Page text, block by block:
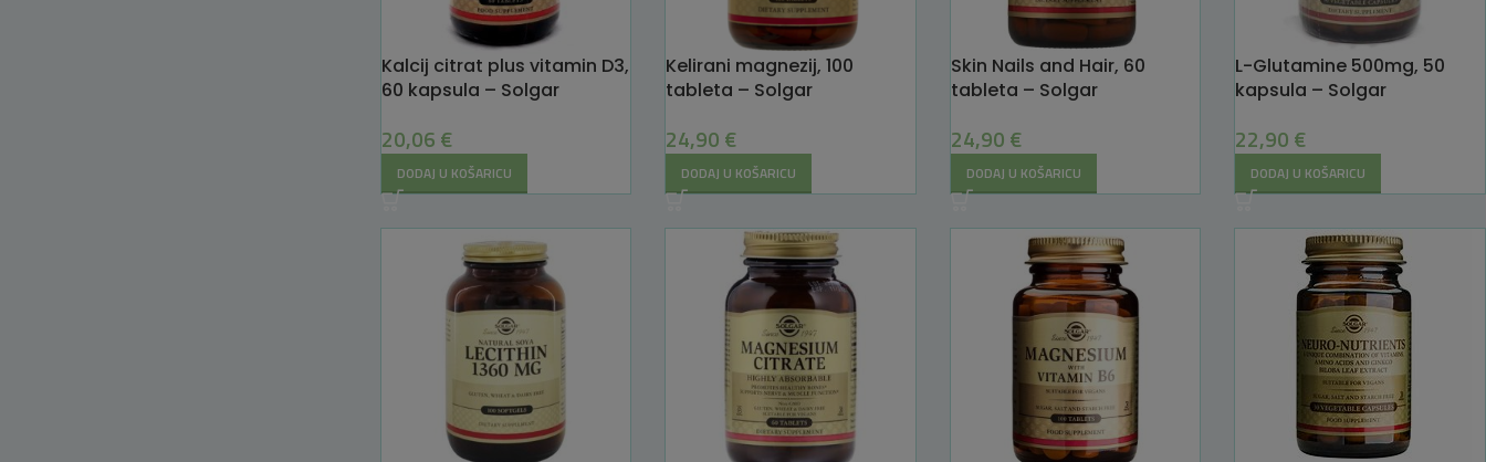
Kalcij citrat plus vitamin D3,
60 kapsula – Solgar
20,06 €
DODAJ U KOŠARICU
Kelirani magnezij, 100
tableta – Solgar
24,90 €
DODAJ U KOŠARICU
Skin Nails and Hair, 60
tableta – Solgar
24,90 €
DODAJ U KOŠARICU
L-Glutamine 500mg, 50
kapsula – Solgar
22,90 €
DODAJ U KOŠARICU